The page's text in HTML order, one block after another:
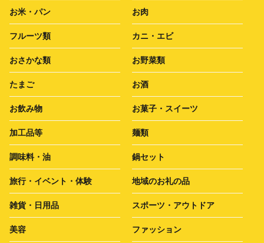
お米・パン お肉
フルーツ類 カニ・エビ
おさかな類 お野菜類
たまご お酒
お飲み物 お菓子・スイーツ
加工品等 麺類
調味料・油 鍋セット
旅行・イベント・体験 地域のお礼の品
雑貨・日用品 スポーツ・アウトドア
美容 ファッション